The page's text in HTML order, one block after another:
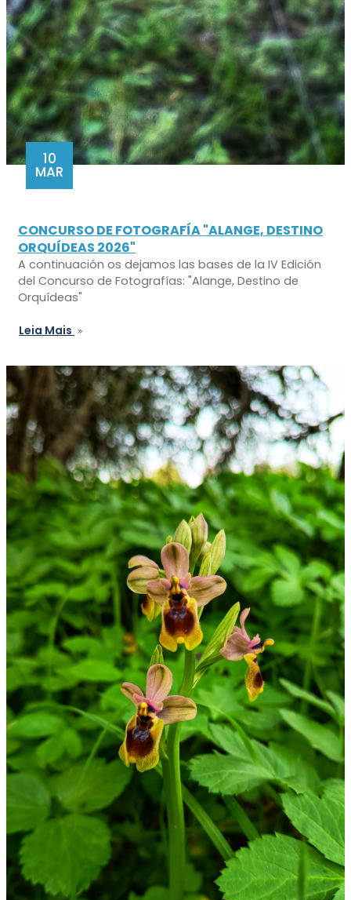
10
MAR
CONCURSO DE FOTOGRAFÍA "ALANGE, DESTINO
ORQUÍDEAS 2026"
A continuación os dejamos las bases de la IV Edición
del Concurso de Fotografías: "Alange, Destino de
Orquídeas"
Leia Mais